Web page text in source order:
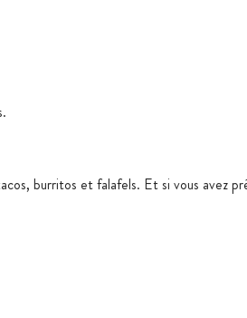
burritos et falafels. Et si vous avez